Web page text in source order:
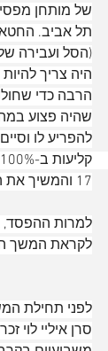
תל אביב.
(הסל ועבירה
היה צריך
הרבה כדי
שהיה פצוע
17 והמשיך את הכושר הטוב שלו.
למרות ההפסד,
לקראת המשך
לפני תחילת
סרן איליי לוי